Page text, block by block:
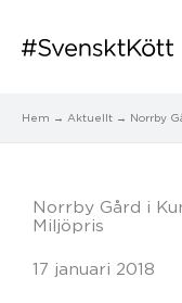
Hem Aktuellt Norrby
Norrby Gård i
Miljöpris
17 januari 2018